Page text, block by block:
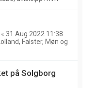
« 31 Aug 2022 11:38
Falster, Møn og
på Solgborg